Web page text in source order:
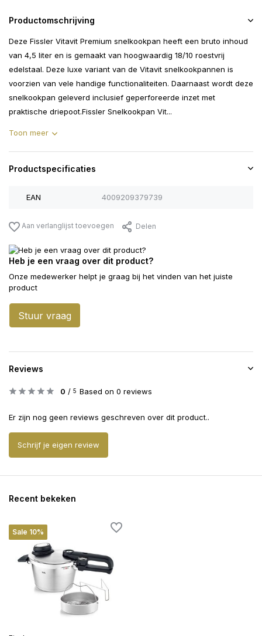
Productomschrijving
Deze Fissler Vitavit Premium snelkookpan heeft een bruto inhoud
van 4,5 liter en is gemaakt van hoogwaardig 18/10 roestvrij
edelstaal. Deze luxe variant van de Vitavit snelkookpannen is
voorzien van vele handige functionaliteiten. Daarnaast wordt deze
snelkookpan geleverd inclusief geperforeerde inzet met
praktische driepoot.Fissler Snelkookpan Vit...
Toon meer
Productspecificaties
EAN 4009209379739
Aan verlanglijst toevoegen Delen
Heb je een vraag over dit product?
Onze medewerker helpt je graag bij het vinden van het juiste
product
Stuur vraag
Reviews
0 / 5 Based on 0 reviews
Er zijn nog geen reviews geschreven over dit product..
Schrijf je eigen review
Recent bekeken
Sale 10%